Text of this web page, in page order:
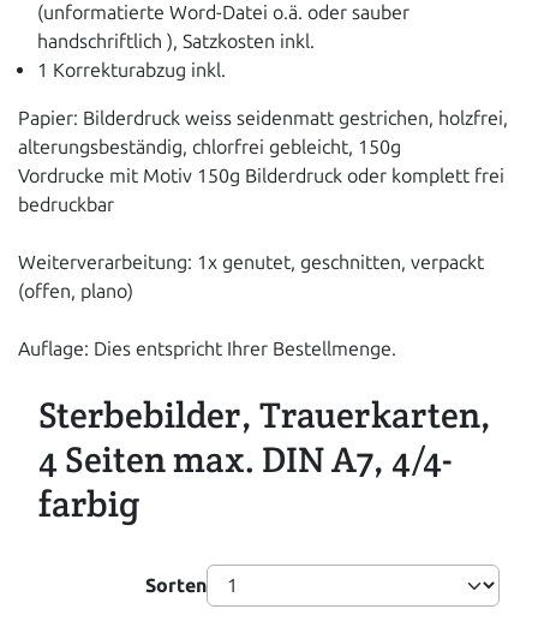
(unformatierte Word-Datei o.ä. oder sauber
handschriftlich ), Satzkosten inkl.
1 Korrekturabzug inkl.
Papier: Bilderdruck weiss seidenmatt gestrichen, holzfrei,
alterungsbeständig, chlorfrei gebleicht, 150g
Vordrucke mit Motiv 150g Bilderdruck oder komplett frei
bedruckbar
Weiterverarbeitung: 1x genutet, geschnitten, verpackt
(offen, plano)
Auflage: Dies entspricht Ihrer Bestellmenge.
Sterbebilder, Trauerkarten,
4 Seiten max. DIN A7, 4/4-
farbig
Sorten